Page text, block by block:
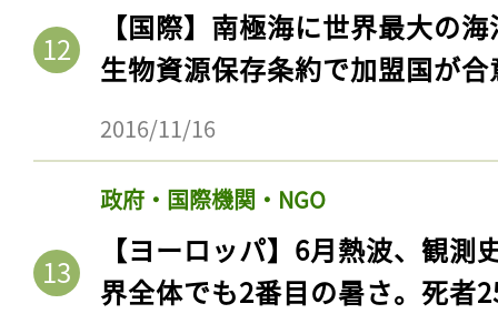
【国際】南極海に世界最大の
生物資源保存条約で加盟国が合
2016/11/16
政府・国際機関・NGO
【ヨーロッパ】6月熱波、観
界全体でも2番目の暑さ。死者
記事をお気に入りに
ログインが必